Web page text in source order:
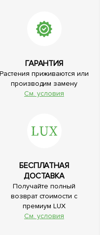
ГАРАНТИЯ
Растения приживаются или
производим замену
См. условия
БЕСПЛАТНАЯ
ДОСТАВКА
Получайте полный
возврат стоимости с
премиум LUX
См. условия